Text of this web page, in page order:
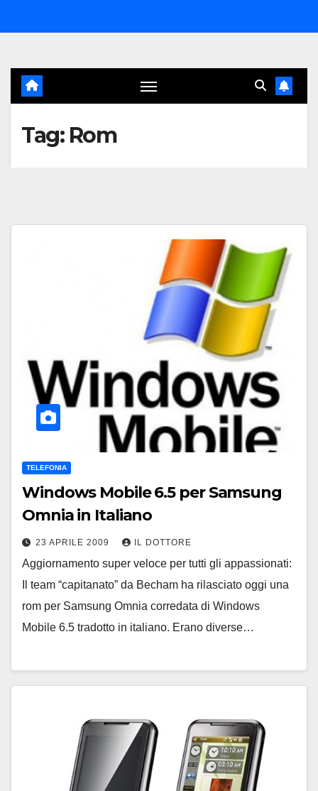
al
Tag: Rom
TELEFONIA
Windows Mobile 6.5 per Samsung
Omnia in Italiano
23 APRILE 2009 IL DOTTORE
Aggiornamento super veloce per tutti gli appassionati:
Il team “capitanato” da Becham ha rilasciato oggi una
rom per Samsung Omnia corredata di Windows
Mobile 6.5 tradotto in italiano. Erano diverse…